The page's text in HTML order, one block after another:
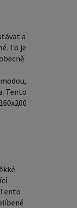
tří
může
nebo
na
pěny,
a cenově
vlhkosti.
textilií,
a
To je
Tento